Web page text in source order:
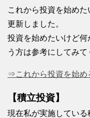
これから投資を始め
更新しました。
投資を始めたいけど
う方は参考にしてみて
⇒これから投資を始め
【積立投資】
現在私が実施している